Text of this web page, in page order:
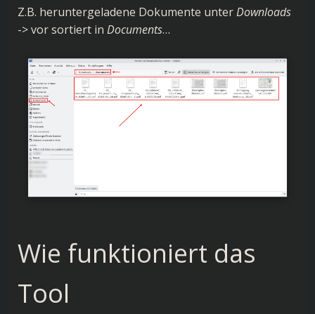
Z.B. heruntergeladene Dokumente unterDownloads
-> vor sortiert in Documents…
Wie funktioniert das
Tool